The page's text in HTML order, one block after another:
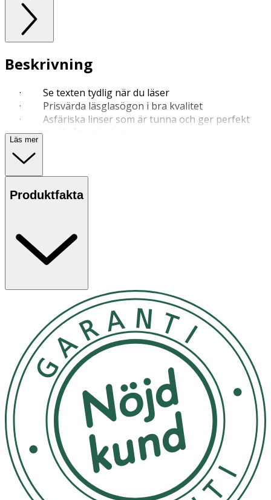
Beskrivning
· Se texten tydlig när du läser
· Prisvärda läsglasögon i bra kvalitet
· Asfäriska linser som är tunna och ger perfekt
naturlig återgivning
· Förvara din glasögon i det medföljande filtetuiet
för att skydda mot repor.
· Skölj glasögonen i ljummet vatten innan du
· Använd putsmedel som är avsedda för glasögon
synundersökning kan fastställa ett eventuellt synfel och
behov av glasögon.
Läs mer
Produktfakta